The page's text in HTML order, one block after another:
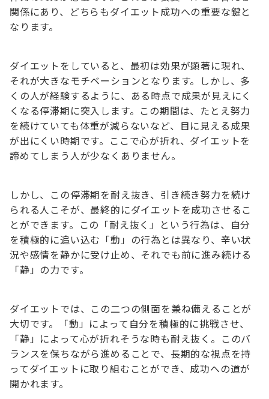
関係にあり、どちらもダイエット成功への重要な鍵と
なります。
ダイエットをしていると、最初は効果が顕著に現れ、
それが大きなモチベーションとなります。しかし、多
くの人が経験するように、ある時点で成果が見えにく
くなる停滞期に突入します。この期間は、たとえ努力
を続けていても体重が減らないなど、目に見える成果
が出にくい時期です。ここで心が折れ、ダイエットを
諦めてしまう人が少なくありません。
しかし、この停滞期を耐え抜き、引き続き努力を続け
られる人こそが、最終的にダイエットを成功させるこ
とができます。この「耐え抜く」という行為は、自分
を積極的に追い込む「動」の行為とは異なり、辛い状
況や感情を静かに受け止め、それでも前に進み続ける
「静」の力です。
ダイエットでは、この二つの側面を兼ね備えることが
大切です。「動」によって自分を積極的に挑戦させ、
「静」によって心が折れそうな時も耐え抜く。このバ
ランスを保ちながら進めることで、長期的な視点を持
ってダイエットに取り組むことができ、成功への道が
開かれます。